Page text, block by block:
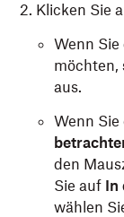
Klicken Sie
Wenn
möchten,
aus.
Wenn
den
Sie auf In
wählen